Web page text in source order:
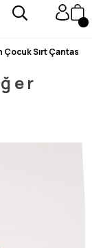
ALDI ⭐⭐⭐⭐⭐
ÜRÜN
Çocuk Sırt Çantası